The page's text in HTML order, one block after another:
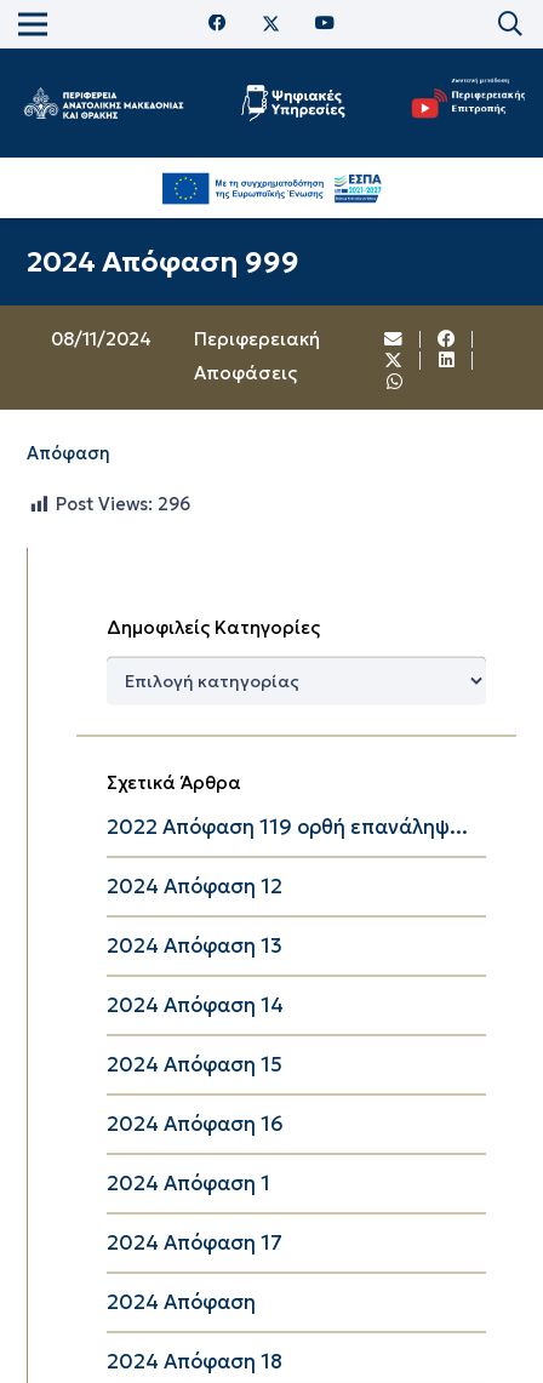
2024 Απόφαση 999
08/11/2024
Περιφερειακή
Αποφάσεις
Απόφαση
Post Views: 296
Δημοφιλείς Κατηγορίες
Δημοφιλείς
Σχετικά Άρθρα
2022 Απόφαση 119 ορθή επανάληψ...
2024 Απόφαση 12
2024 Απόφαση 13
2024 Απόφαση 14
2024 Απόφαση 15
2024 Απόφαση 16
2024 Απόφαση 1
2024 Απόφαση 17
2024 Απόφαση
2024 Απόφαση 18